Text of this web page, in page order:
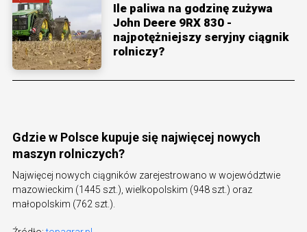
Ile paliwa na godzinę zużywa
John Deere 9RX 830 -
najpotężniejszy seryjny ciągnik
rolniczy?
Gdzie w Polsce kupuje się najwięcej nowych
maszyn rolniczych?
Najwięcej nowych ciągników zarejestrowano w województwie
mazowieckim (1445 szt.), wielkopolskim (948 szt.) oraz
małopolskim (762 szt.).